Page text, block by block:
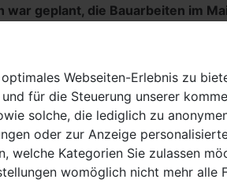
Webseiten-Erlebnis zu
für die Steuerung unserer
solche, die lediglich zu
oder zur Anzeige
welche Kategorien Sie zulassen
womöglich nicht mehr alle
geplant, die Bauarbeiten im
Baugrundverhältnisse und
kam es insbesondere in den
Gohlitz. Dort machten
der Bodenverbesserung und beim
hinaus mussten zusätzliche
festgestellt wurden,
2025 bis Ende Februar 2026